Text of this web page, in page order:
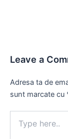
Leave a
Adresa ta de
sunt marcate cu
here..